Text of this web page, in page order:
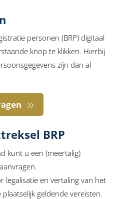
personen (BRP) digitaal
knop te klikken. Hierbij
zijn dan al
BRP
kunt u een (meertalig)
en vertaling van het
geldende vereisten.